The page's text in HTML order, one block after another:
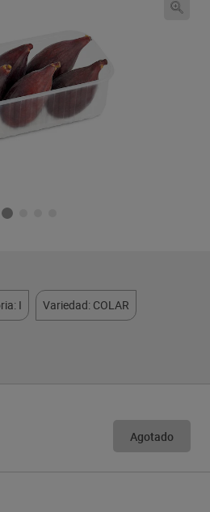
I Variedad: COLAR
Agotado